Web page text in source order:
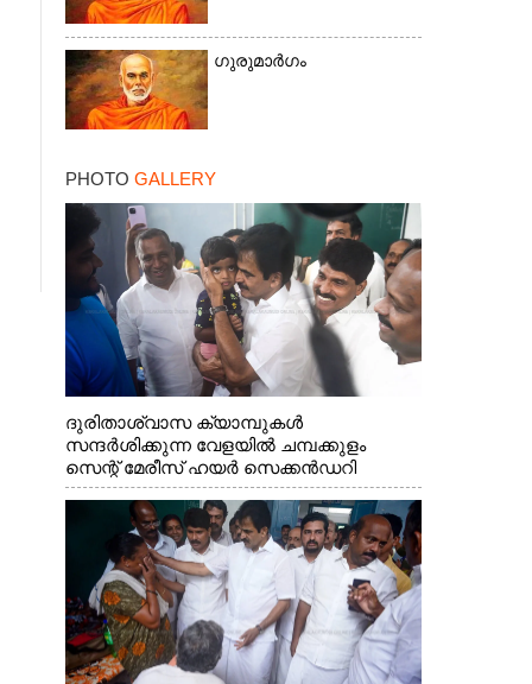
ഗുരുമാർഗം
PHOTO GALLERY
ദുരിതാശ്വാസ ക്യാമ്പുകൾ
സന്ദർശിക്കുന്ന വേളയിൽ ചമ്പക്കുളം
സെന്റ് മേരീസ് ഹയർ സെക്കൻഡറി
സ്കൂളിലെ ക്യാമ്പിലെത്തിയ എ.ഐ.സി.സി
ജനറൽ സെക്രട്ടറി കെ.സി
വേണുഗോപാൽ എം.പി കുരുന്നിനെ
എടുത്ത് ലാളിച്ചപ്പോൾ. സഹകരണ-
എക്സൈസ് വകുപ്പ് മന്ത്രി എം. ലിജു,
കൃഷിവകുപ്പ് മന്ത്രി ടി. സിദ്ദിഖ്, റെജി
ചെറിയാൻ എം. എൽ. എ എന്നിവർ സമീപം